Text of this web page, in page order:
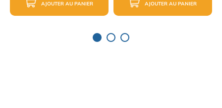
AJOUTER AU PANIER AJOUTER AU PANIER